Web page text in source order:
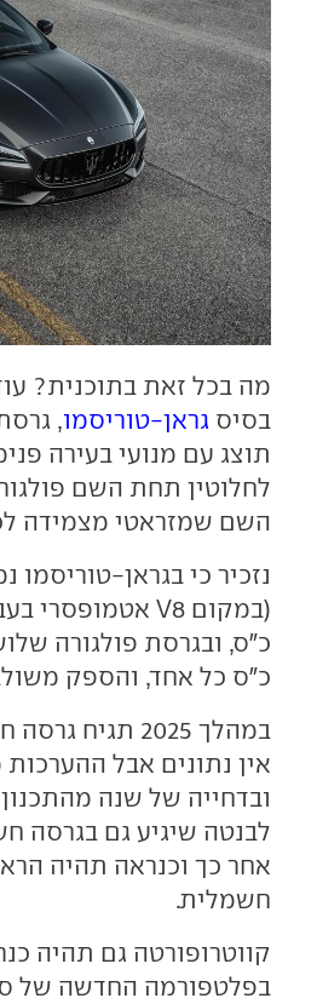
מה בכל זאת בתוכנית?
בסיס גראן-טוריסמו,
תוצג עם מנועי בעירה
השם שמזראטי מצמידה
כ"ס כל אחד, והספק משולב של
במהלך 2025 תגיח גרסה חשמלית ל-
ובדחייה של שנה
לבנטה שיגיע גם בגרסה
אחר כך וכנראה תהיה
חשמלית.
קווטרופורטה גם תהיה